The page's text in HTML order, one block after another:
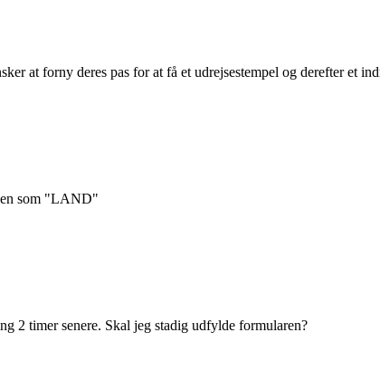
at forny deres pas for at få et udrejsestempel og derefter et
som "LAND"
2 timer senere. Skal jeg stadig udfylde formularen?